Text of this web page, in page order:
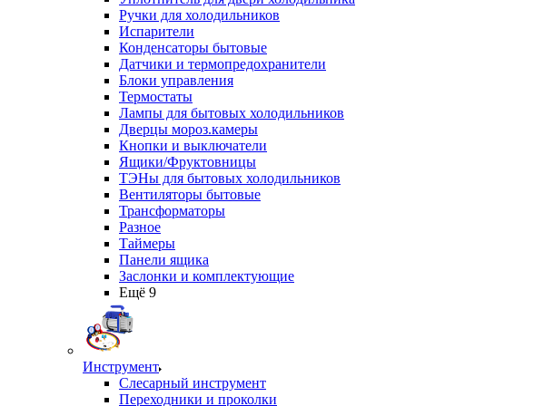
Ручки для холодильников
Испарители
Конденсаторы бытовые
Датчики и термопредохранители
Блоки управления
Термостаты
Лампы для бытовых холодильников
Дверцы мороз.камеры
Кнопки и выключатели
Ящики/Фруктовницы
ТЭНы для бытовых холодильников
Вентиляторы бытовые
Трансформаторы
Разное
Таймеры
Панели ящика
Заслонки и комплектующие
Ещё 9
Инструмент
Слесарный инструмент
Переходники и проколки